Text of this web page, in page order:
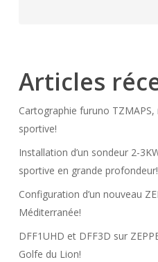
Articles
Cartographie furuno
sportive!
Installation d’un sondeur 2-
sportive en grande profondeur!
Configuration d’un nouveau
Méditerranée!
DFF1UHD et DFF3D sur
Golfe du Lion!